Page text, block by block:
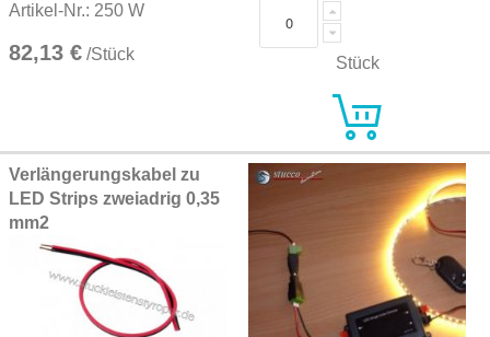
Artikel-Nr.: 250 W
82,13 € /Stück Stück
Verlängerungskabel zu
LED Strips zweiadrig 0,35
mm2